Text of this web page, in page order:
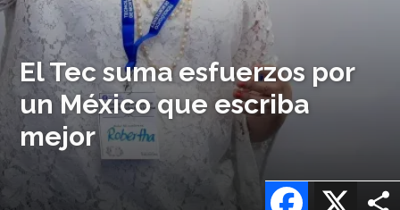
El Tec suma esfuerzos por
un México que escriba
mejor
X
Facebook